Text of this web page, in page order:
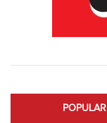
POPULAR